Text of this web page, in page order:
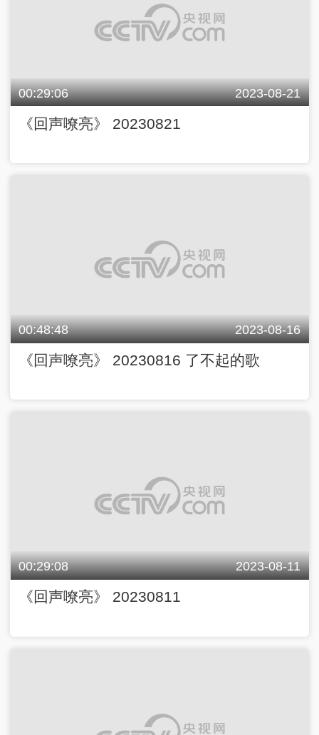
00:29:06 2023-08-21
《回声嘹亮》 20230821
00:48:48 2023-08-16
《回声嘹亮》 20230816 了不起的歌
00:29:08 2023-08-11
《回声嘹亮》 20230811